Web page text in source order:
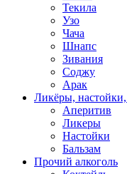
Текила
Узо
Чача
Шнапс
Зивания
Соджу
Арак
Ликёры,
Аперитив
Ликеры
Настойки
Бальзам
Прочий алкоголь